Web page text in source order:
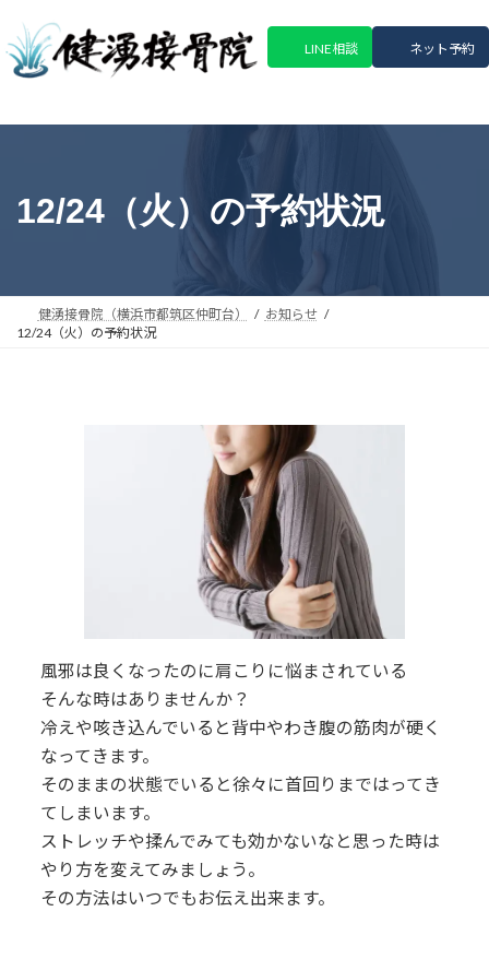
テ
ゲ
LINE相談 ネット予約
12/24（火）の予約状況
健湧接骨院（横浜市都筑区仲町台）
お知らせ
12/24（火）の予約状況
風邪は良くなったのに肩こりに悩まされている
そんな時はありませんか？
冷えや咳き込んでいると背中やわき腹の筋肉が硬く
なってきます。
そのままの状態でいると徐々に首回りまではってき
てしまいます。
ストレッチや揉んでみても効かないなと思った時は
やり方を変えてみましょう。
その方法はいつでもお伝え出来ます。